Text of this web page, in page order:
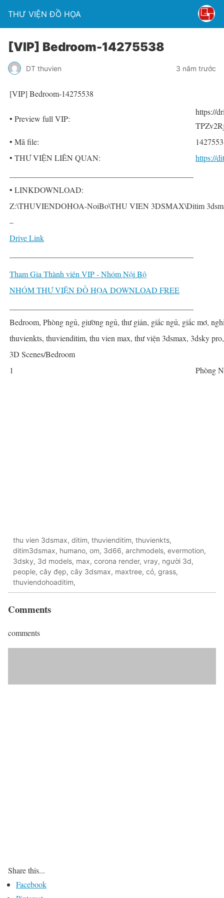
THƯ VIỆN ĐỒ HỌA
[VIP] Bedroom-14275538
DT thuvien 3 năm trước
[VIP] Bedroom-14275538
• Preview full VIP:
https://
• Mã file:
• THƯ VIỆN LIÊN QUAN:
https://
• LINKDOWNLOAD:
Z:\THUVIENDOHOA-NoiBo\THU VIEN 3DSMAX\Ditim
–
Drive Link
Tham Gia Thành viên VIP - Nhóm Nội Bộ
NHÓM THƯ VIỆN ĐỒ HỌA DOWNLOAD FREE
Bedroom, Phòng ngủ, giường ngủ, thư giản, giấc ngủ, giấc mơ,
thuvienkts, thuvienditim, thu vien max, thư viện 3dsmax, 3dsky
3D Scenes/Bedroom
1
Phòng
thu vien 3dsmax, ditim, thuvienditim, thuvienkts,
ditim3dsmax, humano, om, 3d66, archmodels, evermotion,
3dsky, 3d models, max, corona render, vray, người 3d,
people, cây đẹp, cây 3dsmax, maxtree, cỏ, grass,
thuviendohoaditim,
Comments
comments
Share this...
Facebook